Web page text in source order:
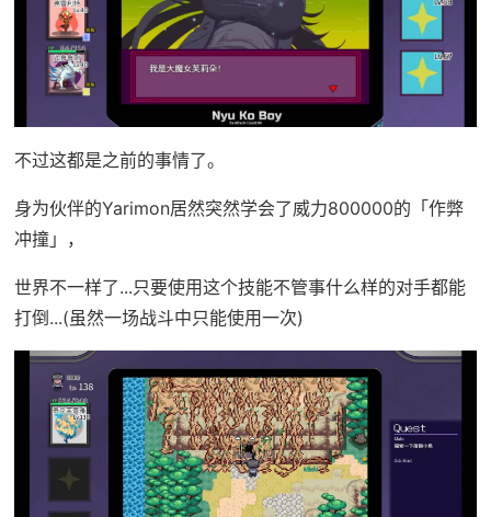
不过这都是之前的事情了。
身为伙伴的Yarimon居然突然学会了威力800000的「作弊
冲撞」，
世界不一样了...只要使用这个技能不管事什么样的对手都能
打倒...(虽然一场战斗中只能使用一次)